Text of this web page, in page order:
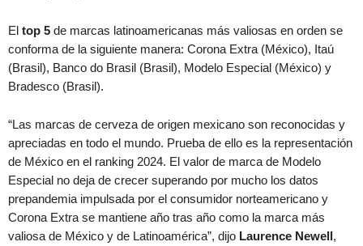
El top 5 de marcas latinoamericanas más valiosas en orden se
conforma de la siguiente manera: Corona Extra (México), Itaú
(Brasil), Banco do Brasil (Brasil), Modelo Especial (México) y
Bradesco (Brasil).
“Las marcas de cerveza de origen mexicano son reconocidas y
apreciadas en todo el mundo. Prueba de ello es la representación
de México en el ranking 2024. El valor de marca de Modelo
Especial no deja de crecer superando por mucho los datos
prepandemia impulsada por el consumidor norteamericano y
Corona Extra se mantiene año tras año como la marca más
valiosa de México y de Latinoamérica”, dijo Laurence Newell,